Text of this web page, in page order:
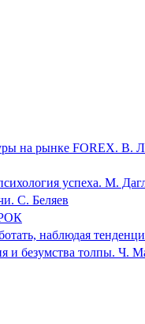
на рынке FOREX. В.
успеха. М.
С. Беляев
наблюдая
и безумства толпы. Ч.